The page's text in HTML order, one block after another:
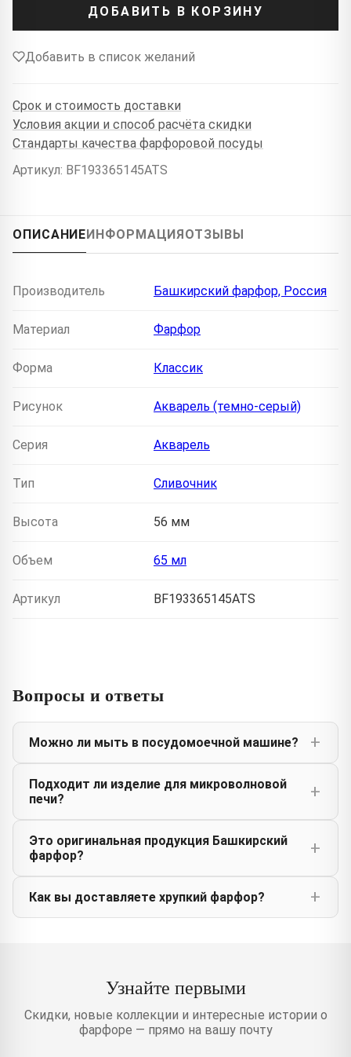
ДОБАВИТЬ В КОРЗИНУ
Добавить в список желаний
Срок и стоимость доставки
Условия акции и способ расчёта скидки
Стандарты качества фарфоровой посуды
Артикул: BF193365145ATS
ОПИСАНИЕИНФОРМАЦИЯОТЗЫВЫ
Производитель Башкирский фарфор, Россия
Материал Фарфор
Форма Классик
Рисунок Акварель (темно-серый)
Серия Акварель
Тип Сливочник
Высота 56 мм
Объем 65 мл
Артикул BF193365145ATS
Вопросы и ответы
Можно ли мыть в посудомоечной машине?
Подходит ли изделие для микроволновой
печи?
Это оригинальная продукция Башкирский
фарфор?
Как вы доставляете хрупкий фарфор?
Узнайте первыми
Скидки, новые коллекции и интересные истории о
фарфоре — прямо на вашу почту